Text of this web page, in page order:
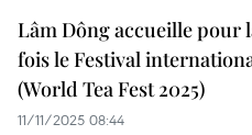
Lâm Dông accueille pour
fois le Festival
(World Tea Fest 2025)
11/11/2025 08:44